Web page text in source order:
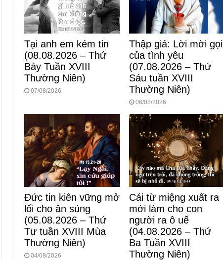
Tại anh em kém tin
(08.08.2026 – Thứ
Bảy Tuần XVIII
Thường Niên)
07/08/2026
Thập giá: Lời mời gọi
của tình yêu
(07.08.2026 – Thứ
Sáu tuần XVIII
Thường Niên)
06/08/2026
Đức tin kiên vững mở
lối cho ân sủng
(05.08.2026 – Thứ
Tư tuần XVIII Mùa
Thường Niên)
04/08/2026
Cái từ miệng xuất ra
mới làm cho con
người ra ô uế
(04.08.2026 – Thứ
Ba Tuần XVIII
Thường Niên)